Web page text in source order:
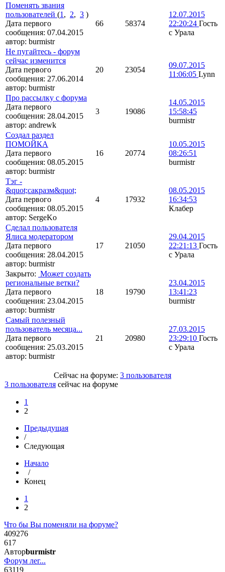
Поменять звания
пользователей (1 , 2, 3 )
Дата первого
сообщения: 07.04.2015
автор: burmistr
66 58374
12.07.2015
22:20:24 Гость
с Урала
Не пугайтесь - форум
сейчас изменится
Дата первого
сообщения: 27.06.2014
автор: burmistr
20 23054
09.07.2015
11:06:05 Lynn
Про рассылку с форума
Дата первого
сообщения: 28.04.2015
автор: andrewk
3 19086
14.05.2015
15:58:45
burmistr
Создал раздел
ПОМОЙКА
Дата первого
сообщения: 08.05.2015
автор: burmistr
16 20774
10.05.2015
08:26:51
burmistr
Тэг -
&quot;сакразм&quot;
Дата первого
сообщения: 08.05.2015
автор: SergeKo
4 17932
08.05.2015
16:34:53
Клабер
Сделал пользователя
Ялиса модератором
Дата первого
сообщения: 28.04.2015
автор: burmistr
17 21050
29.04.2015
22:21:13 Гость
с Урала
Закрыто: Может создать
региональные ветки?
Дата первого
сообщения: 23.04.2015
автор: burmistr
18 19790
23.04.2015
13:41:23
burmistr
Самый полезный
пользователь месяца...
Дата первого
сообщения: 25.03.2015
автор: burmistr
21 20980
27.03.2015
23:29:10 Гость
с Урала
Сейчас на форуме: 3 пользователя
3 пользователя сейчас на форуме
1
2
Предыдущая
/
Следующая
Начало
/
Конец
1
2
Что бы Вы поменяли на форуме?
409276
617
Авторburmistr
Форум лег...
63119